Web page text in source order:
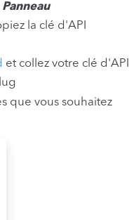
Panneau
la clé d'API
et collez votre clé d'API
que vous souhaitez